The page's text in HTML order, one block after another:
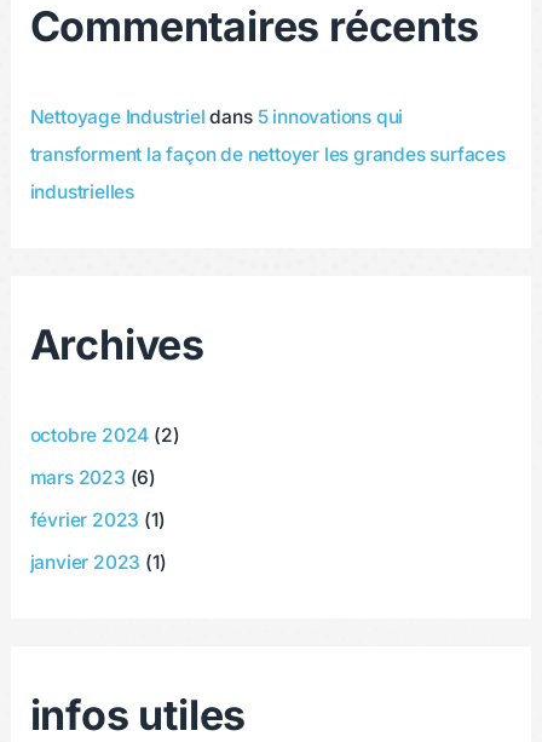
Commentaires récents
Nettoyage Industriel dans 5 innovations qui
transforment la façon de nettoyer les grandes surfaces
industrielles
Archives
octobre 2024 (2)
mars 2023 (6)
février 2023 (1)
janvier 2023 (1)
infos utiles